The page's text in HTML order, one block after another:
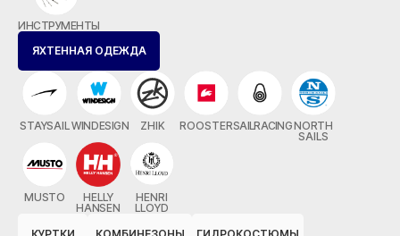
ИНСТРУМЕНТЫ
ЯХТЕННАЯ ОДЕЖДА
STAYSAILWINDESIGN ZHIK ROOSTERSAILRACINGNORTH
SAILS
MUSTO
HELLY
HANSEN
HENRI
LLOYD
КУРТКИ
КОМБИНЕЗОНЫ ГИДРОКОСТЮМЫ